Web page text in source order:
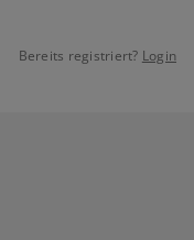
Bereits registriert? Login